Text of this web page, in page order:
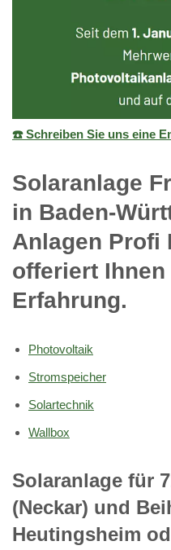
☎️ Schreiben Sie uns eine
Solaranlage
in Baden-
Anlagen
offeriert
Erfahrung.
Photovoltaik
Stromspeicher
Solartechnik
Wallbox
Solaranlage für
(Neckar) und
Heutingsheim